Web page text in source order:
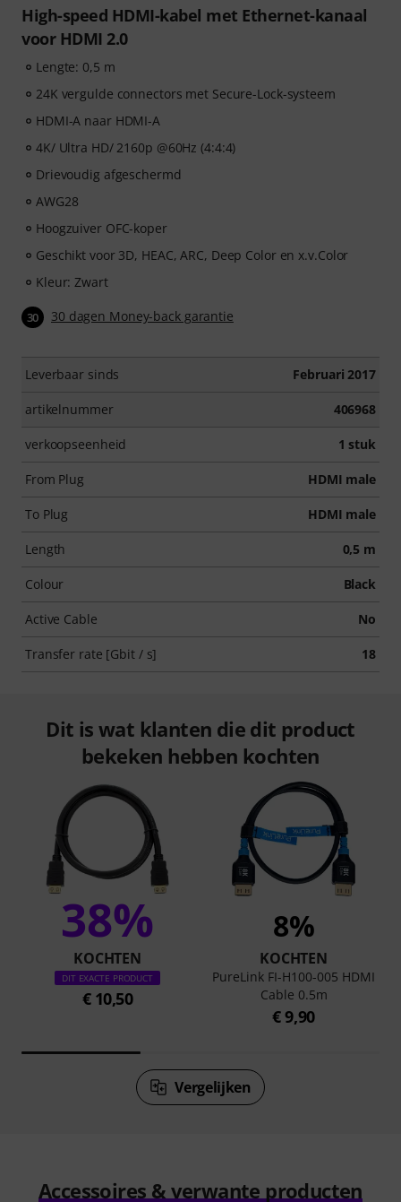
High-speed HDMI-kabel met Ethernet-kanaal
voor HDMI 2.0
Lengte: 0,5 m
24K vergulde connectors met Secure-Lock-systeem
HDMI-A naar HDMI-A
4K/ Ultra HD/ 2160p @60Hz (4:4:4)
Drievoudig afgeschermd
AWG28
Hoogzuiver OFC-koper
Geschikt voor 3D, HEAC, ARC, Deep Color en x.v.Color
Kleur: Zwart
30 30 dagen Money-back garantie
Leverbaar sinds Februari 2017
artikelnummer 406968
verkoopseenheid 1 stuk
From Plug HDMI male
To Plug HDMI male
Length 0,5 m
Colour Black
Active Cable No
Transfer rate [Gbit / s] 18
Dit is wat klanten die dit product
bekeken hebben kochten
38%
KOCHTEN
DIT EXACTE PRODUCT
€ 10,50
8%
KOCHTEN
PureLink FI-H100-005 HDMI
Cable 0.5m
€ 9,90
Vergelijken
Accessoires & verwante producten